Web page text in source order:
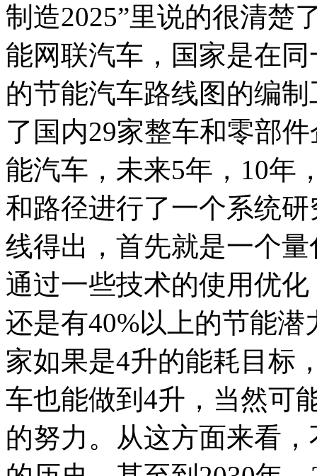
制造2025”里说的很清楚
能网联汽车，国家是在
的节能汽车路线图的编
了国内29家整车和零部
能汽车，未来5年，10年
和路径进行了一个系统
线得出，首先就是一个
通过一些技术的使用优
还是有40%以上的节能
家如果是4升的能耗目标
车也能做到4升，当然可
的努力。从这方面来看